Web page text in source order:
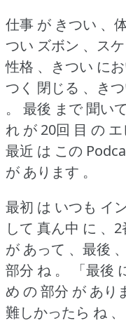
仕事 が きつい 、
つい ズボン 、ス
性格 、きつい に
つく 閉じる 、き
。
最後 まで 聞い
れ が 20回 目 の エ
最近 は この
が あります 。
最初 は いつも イ
して 真ん中 に 、
が あって 、最後
部分 ね 。
「最後
め の 部分 が あり
難しかったら ね